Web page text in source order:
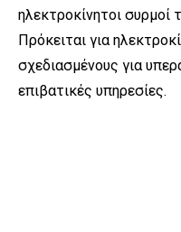
ηλεκτροκίνητοι συρμοί
Πρόκειται για
σχεδιασμένους για
επιβατικές υπηρεσίες.